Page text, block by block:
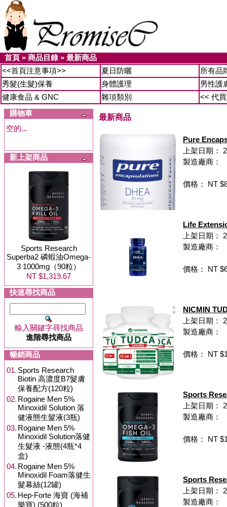
首頁 » 商品目錄» 最新商品
<<首頁注意事項>>
夏日防曬
所有品
秀髮(生髮)保養
身體護理
男性護
健康食品 & GNC
雜項類別
<< 代
購物車
空的...
新上架商品
Sports Research
Superba2 磷蝦油Omega-
3 1000mg（90粒）
NT $1,319.67
快速尋找商品
輸入關鍵字尋找商品
進階尋找商品
暢銷商品
01. Sports Research
Biotin 高濃度B7髮膚
保養配方(120粒)
02. Rogaine Men 5%
Minoxidil Solution 落
健液態生髮液(3瓶)
03. Rogaine Men 5%
Minoxidil Solution落健
生髮液 -液態(4瓶*4
盒)
04. Rogaine Men 5%
Minoxidil Foam落健生
髮幕絲(12罐)
05. Hep-Forte 海寶 (海補
樂寶) (500粒)
最新商品
Pure
上架日期：
製造廠商：
價格： NT
Life
上架日期：
製造廠商：
價格： NT
NICMIN
上架日期：
製造廠商：
價格： NT
Sports
上架日期：
製造廠商：
價格： NT
Sports
上架日期：
製造廠商：